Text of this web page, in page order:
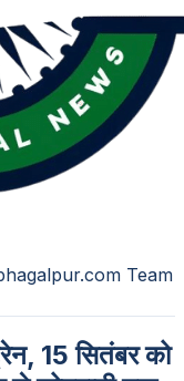
Team
15 सितंबर को